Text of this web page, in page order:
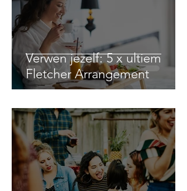
Verwen jezelf: 5 x ultiem
Fletcher Arrangement